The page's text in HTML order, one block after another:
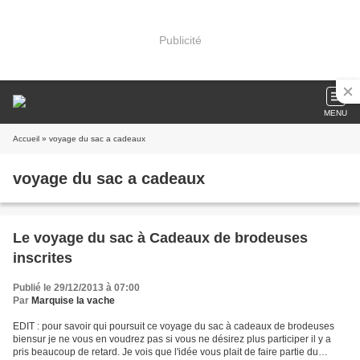
Publicité
MENU
Accueil » voyage du sac a cadeaux
voyage du sac a cadeaux
Le voyage du sac à Cadeaux de brodeuses
inscrites
Publié le 29/12/2013 à 07:00
Par Marquise la vache
EDIT : pour savoir qui poursuit ce voyage du sac à cadeaux de brodeuses
biensur je ne vous en voudrez pas si vous ne désirez plus participer il y a
pris beaucoup de retard. Je vois que l'idée vous plait de faire partie du